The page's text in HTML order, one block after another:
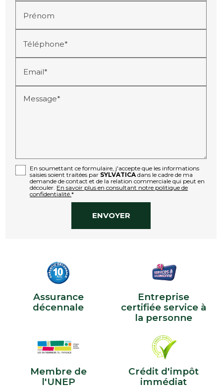
Prénom
Téléphone*
Email*
Message*
En soumettant ce formulaire, j'accepte que les informations
saisies soient traitées par SYLVATICA dans le cadre de ma
demande de contact et de la relation commerciale qui peut en
découler. En savoir plus en consultant notre politique de
confidentialité.*
Assurance
décennale
Entreprise
certifiée service à
la personne
Membre de
l'UNEP
Crédit d'impôt
immédiat